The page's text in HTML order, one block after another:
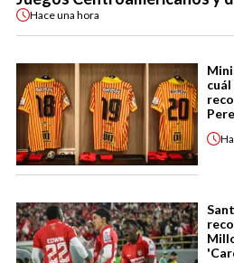
Haceuna hora